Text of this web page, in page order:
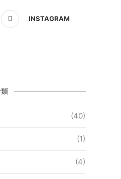
INSTAGRAM
(40)
(1)
(4)